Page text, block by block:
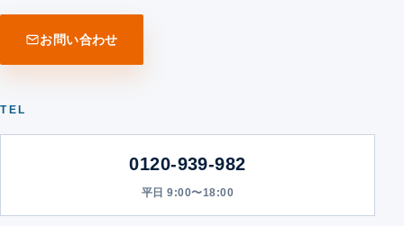
お問い合わせ
TEL
0120-939-982
平日 9:00〜18:00